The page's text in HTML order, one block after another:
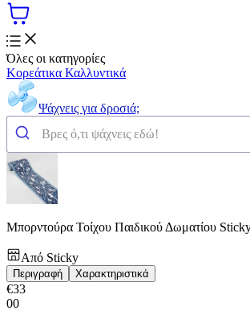
Όλες οι κατηγορίες
Κορεάτικα Καλλυντικά
Ψάχνεις για δροσιά;
Μπορντούρα Τοίχου Παιδικού Δωματίου
Από Sticky
Περιγραφή Χαρακτηριστικά
€33
00